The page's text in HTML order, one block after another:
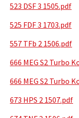
523 DSF 3 1505.pdf
525 FDF 3 1703.pdf
557 TFb 2 1506.pdf
666 MEG S2 Turbo
666 MEG S2 Turbo
673 HPS 2 1507.pdf